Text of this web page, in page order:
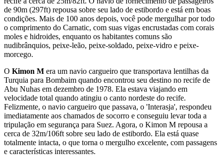
de 90m (297ft) repousa sobre seu lado de estibordo e está em boas
condições. Mais de 100 anos depois, você pode mergulhar por todo
o comprimento do Carnatic, com suas vigas encrustadas com corais
moles e hidroides, enquanto os habitantes comuns são
nudibrânquios, peixe-leão, peixe-soldado, peixe-vidro e peixe-
morcego.
O Kimon M era um navio cargueiro que transportava lentilhas da
Turquia para Bombaim quando encontrou seu destino no recife de
Abu Nuhas em dezembro de 1978. Ela estava viajando em
velocidade total quando atingiu o canto nordeste do recife.
Felizmente, o navio cargueiro que passava, o 'Interasja', respondeu
imediatamente aos chamados de socorro e conseguiu levar toda a
tripulação em segurança para Suez. Agora, o Kimon M repousa a
cerca de 32m/106ft sobre seu lado de estibordo. Ela está quase
totalmente intacta, o que torna o mergulho excelente, com passagens
e características interessantes.